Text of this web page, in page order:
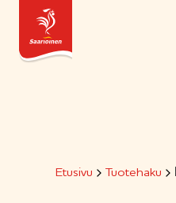
Hyppää
sisältöön
Etusivu Tuotehaku